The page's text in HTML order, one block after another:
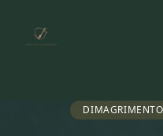
DIMAGRIMENTO